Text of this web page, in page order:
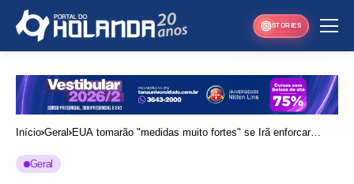
STORIES
Início Geral EUA tomarão "medidas muito fortes" se Irã enforcar
Geral